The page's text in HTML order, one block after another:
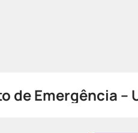
de Emergência –